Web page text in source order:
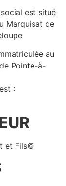
social est situé
Marquisat de
au
Pointe-à-
:
et Fils©